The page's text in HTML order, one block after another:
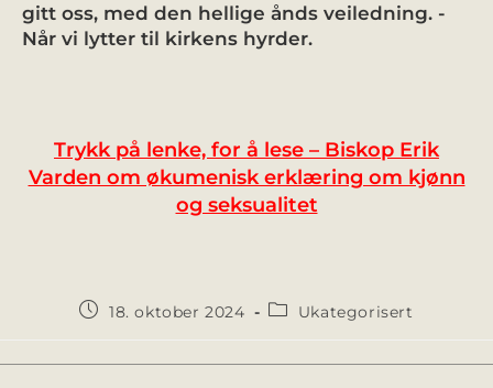
gitt oss, med den hellige ånds veiledning. -
Når vi lytter til kirkens hyrder.
Trykk på lenke, for å lese – Biskop Erik
Varden om økumenisk erklæring om kjønn
og seksualitet
18. oktober 2024 Ukategorisert